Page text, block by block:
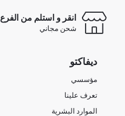
انقر و استلم من الفرع
شحن مجاني
ديفاكتو
مؤسسي
تعرف علينا
الموارد البشرية